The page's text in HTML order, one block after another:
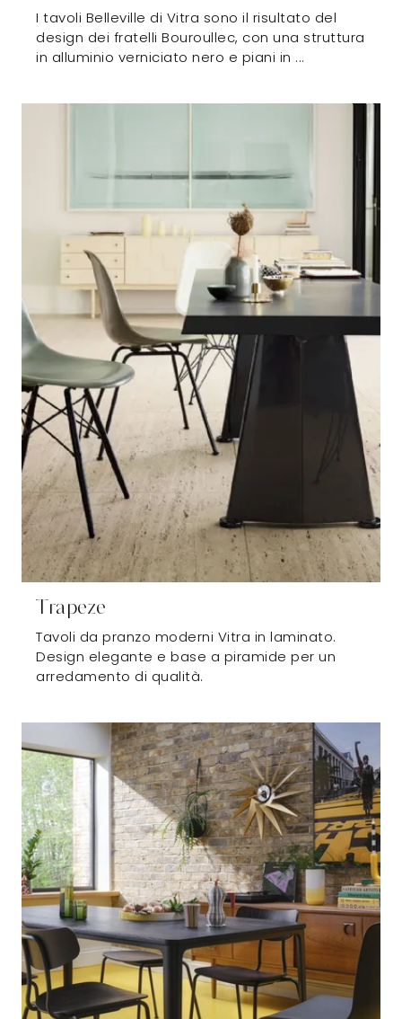
I tavoli Belleville di Vitra sono il risultato del
design dei fratelli Bouroullec, con una struttura
in alluminio verniciato nero e piani in ...
Trapeze
Tavoli da pranzo moderni Vitra in laminato.
Design elegante e base a piramide per un
arredamento di qualità.